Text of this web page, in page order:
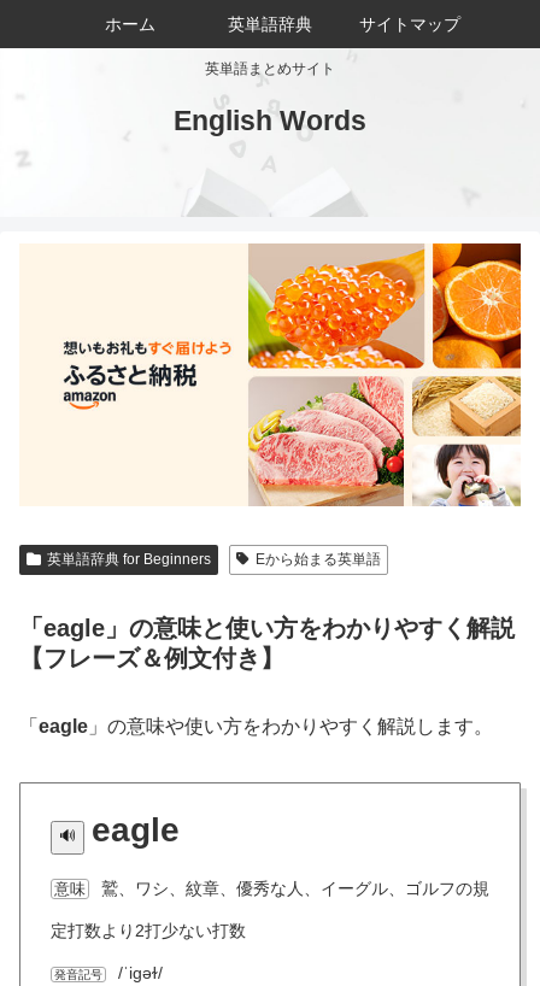
英単語まとめサイト
English Words
ホーム 英単語辞典 サイトマップ
英単語辞典 for Beginners Eから始まる英単語
「eagle」の意味と使い方をわかりやすく解説
【フレーズ＆例文付き】
「 eagle 」の意味や使い方をわかりやすく解説します。
eagle
意味 鷲、ワシ、紋章、優秀な人、イーグル、ゴルフの規
定打数より2打少ない打数
発音記号 /ˈiɡəɫ/